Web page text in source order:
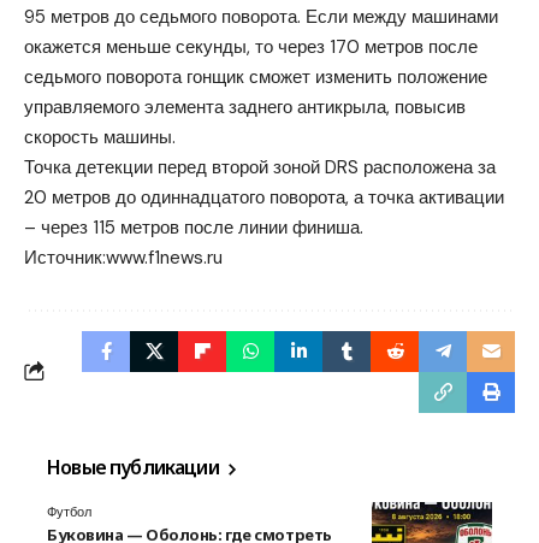
95 метров до седьмого поворота. Если между машинами
окажется меньше секунды, то через 170 метров после
седьмого поворота гонщик сможет изменить положение
управляемого элемента заднего антикрыла, повысив
скорость машины.
Точка детекции перед второй зоной DRS расположена за
20 метров до одиннадцатого поворота, а точка активации
– через 115 метров после линии финиша.
Источник:www.f1news.ru
Новые публикации
Футбол
Буковина — Оболонь: где смотреть